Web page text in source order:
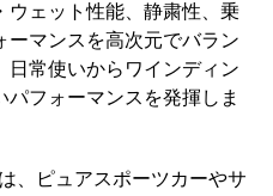
ウェット性能、静粛性、乗
ーマンスを高次元でバラン
日常使いからワインディン
フォーマンスを発揮しま
は、ピュアスポーツカーやサ